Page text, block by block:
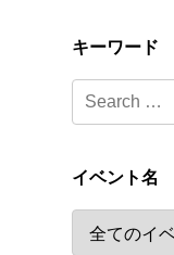
キーワード
イベント名